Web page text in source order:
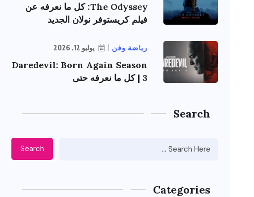
The Odyssey: كل ما نعرفه عن
فيلم كريستوفر نولان الجديد
رياضة وفن يوليو 12, 2026
Daredevil: Born Again Season
3 | كل ما نعرفه حتى
Search
Search
Categories